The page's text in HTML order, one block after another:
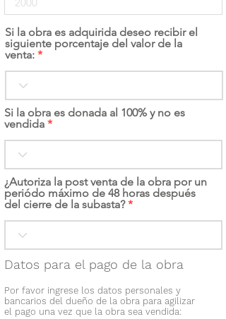
Si la obra es adquirida deseo recibir el
siguiente porcentaje del valor de la
venta:
Si la obra es donada al 100% y no es
vendida
¿Autoriza la post venta de la obra por un
periódo máximo de 48 horas después
del cierre de la subasta?
Datos para el pago de la obra
Por favor ingrese los datos personales y
bancarios del dueño de la obra para agilizar
el pago una vez que la obra sea vendida: